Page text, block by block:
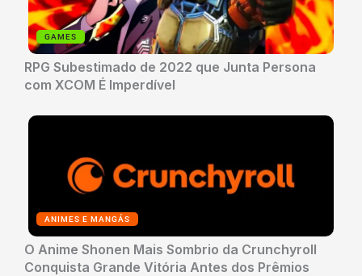
GAMES
RPG Subestimado de 2022 que Junta Persona
com XCOM É Imperdível
ANIMES E MANGÁS
O Anime Shonen Mais Sombrio da Crunchyroll
Conquista Grande Vitória Antes dos Prêmios